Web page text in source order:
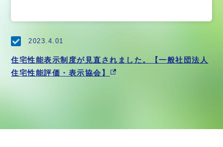
2023.4.01
住宅性能表示制度が見直されました。【一般社団法人
住宅性能評価・表示協会】